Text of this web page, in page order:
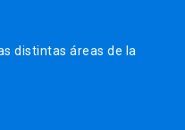
distintas áreas de la